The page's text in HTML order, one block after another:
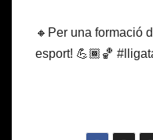
🔸Per una formació
esport! 💪🏾🏀